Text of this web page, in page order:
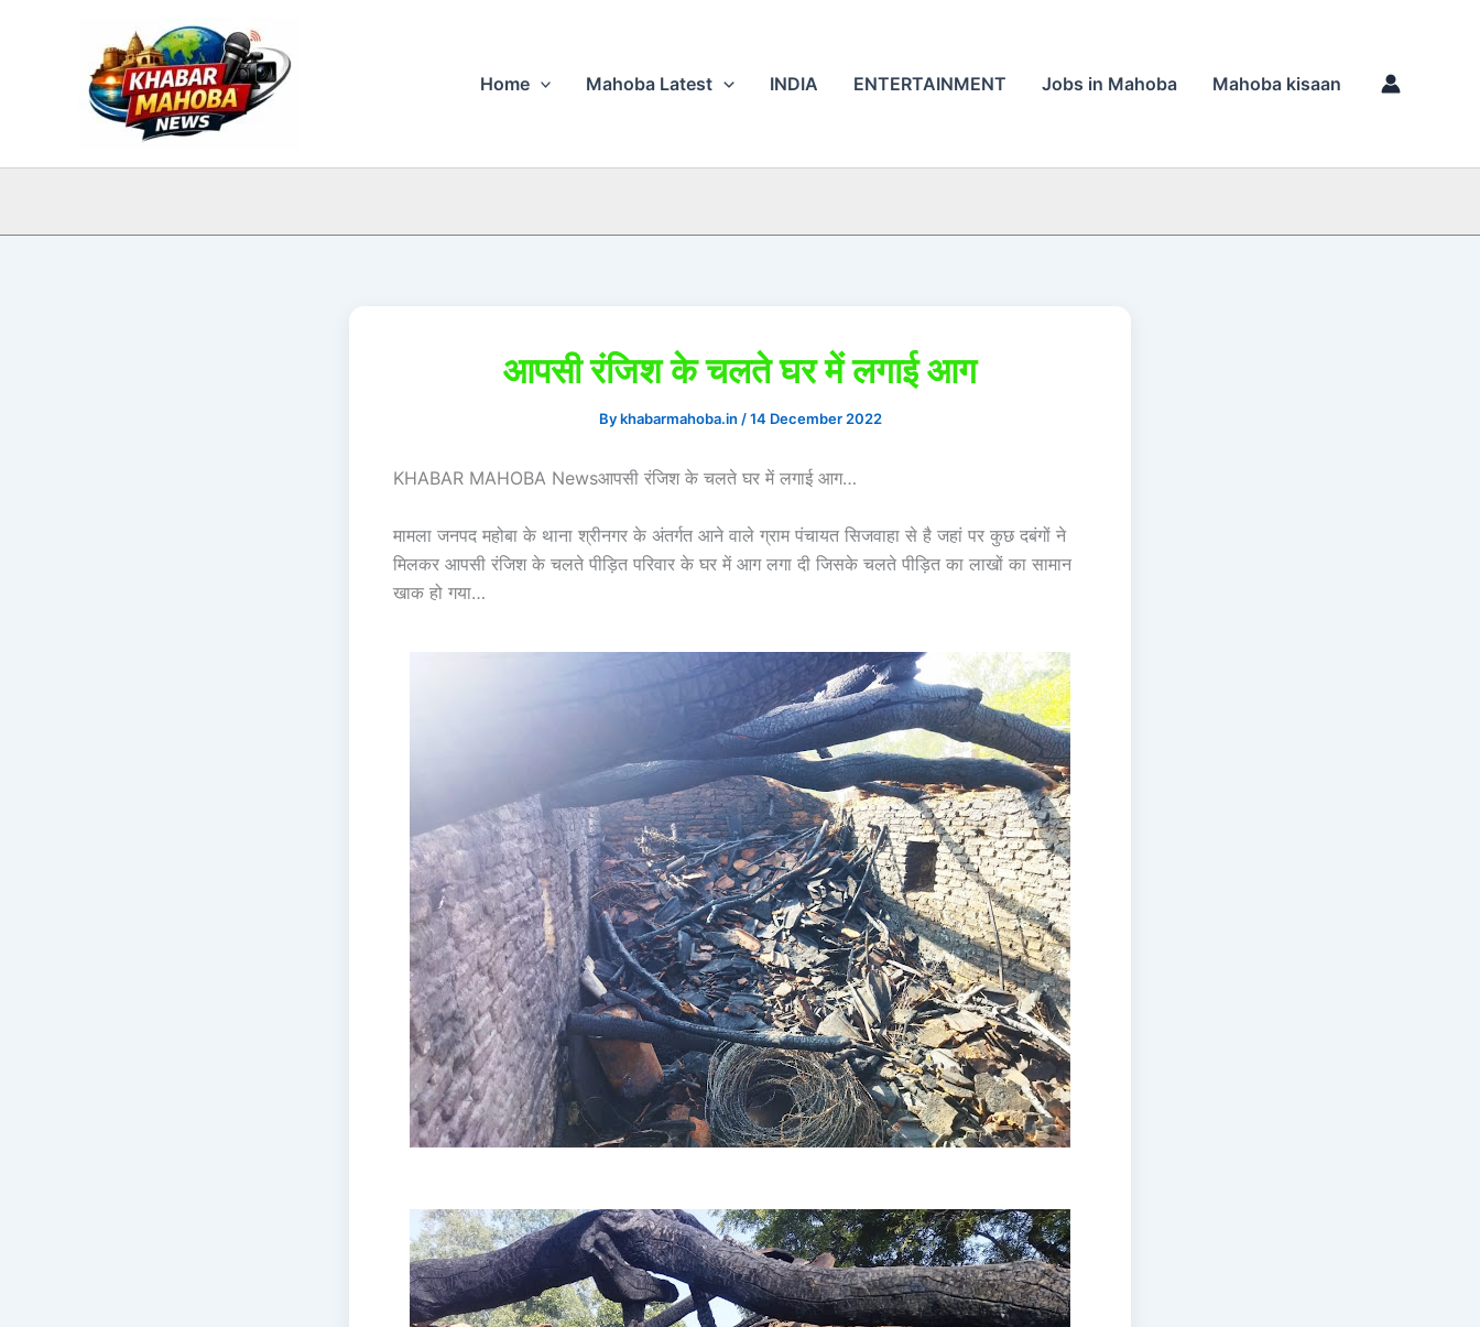
Home Mahoba Latest INDIA ENTERTAINMENT Jobs in Mahoba Mahoba kisaan
आपसी रंजिश के चलते घर में लगाई आग
Bykhabarmahoba.in /14 December 2022
KHABAR MAHOBA Newsआपसी रंजिश के चलते घर में लगाई आग…
मामला जनपद महोबा के थाना श्रीनगर के अंतर्गत आने वाले ग्राम पंचायत सिजवाहा से है जहां पर कुछ दबंगों ने
मिलकर आपसी रंजिश के चलते पीड़ित परिवार के घर में आग लगा दी जिसके चलते पीड़ित का लाखों का सामान
खाक हो गया…